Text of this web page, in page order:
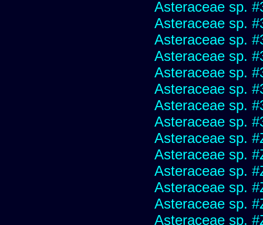
Asteraceae sp.
Asteraceae sp.
Asteraceae sp.
Asteraceae sp.
Asteraceae sp.
Asteraceae sp.
Asteraceae sp.
Asteraceae sp.
Asteraceae sp.
Asteraceae sp.
Asteraceae sp.
Asteraceae sp.
Asteraceae sp.
Asteraceae sp.